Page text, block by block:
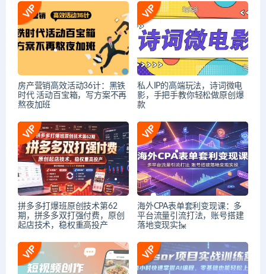
房产营销高效活动36计：黑铁
时代 活动百宝箱，写方案不再
熬夜加班
私人IP的高端玩法，诗词微电
影，手把手教你轻松做原创爆
款
拼多多打爆班原创技术第62
期，拼多多双打强付费，原创
起店技术，稳权重高投产
海外CPA表单套利变现课：多
平台流量引流打法，账号搭建
落地变现实操